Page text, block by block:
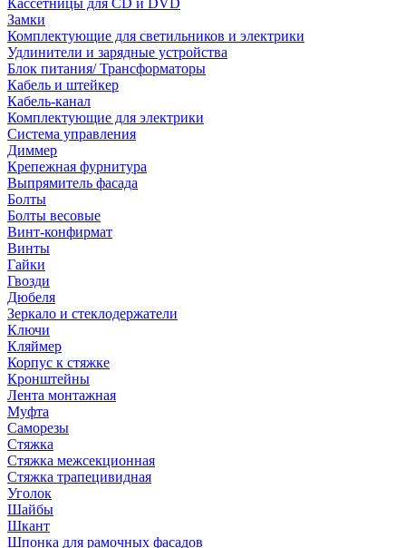
Кассетницы для CD и DVD
Замки
Комплектующие для светильников и электрики
Удлинители и зарядные устройства
Блок питания/ Трансформаторы
Кабель и штейкер
Кабель-канал
Комплектующие для электрики
Система управления
Диммер
Крепежная фурнитура
Выпрямитель фасада
Болты
Болты весовые
Винт-конфирмат
Винты
Гайки
Гвозди
Дюбеля
Зеркало и стеклодержатели
Ключи
Кляймер
Корпус к стяжке
Кронштейны
Лента монтажная
Муфта
Саморезы
Стяжка
Стяжка межсекционная
Стяжка трапецивидная
Уголок
Шайбы
Шкант
Шпонка для рамочных фасадов